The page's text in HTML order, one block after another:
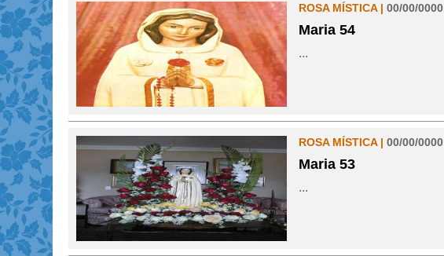
ROSA MÍSTICA | 00/00/0000
Maria 54
...
ROSA MÍSTICA | 00/00/0000
Maria 53
...